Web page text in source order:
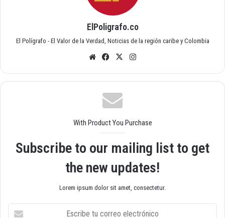
ElPoligrafo.co
El Polígrafo - El Valor de la Verdad, Noticias de la región caribe y Colombia
Siti
we
b
Fac
ok
X
am
With Product You Purchase
Subscribe to our mailing list to get
the new updates!
Lorem ipsum dolor sit amet, consectetur.